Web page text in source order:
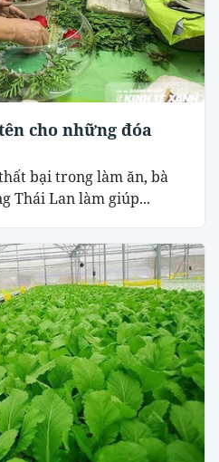
cho những đóa
bại trong làm ăn, bà
Thái Lan làm giúp...